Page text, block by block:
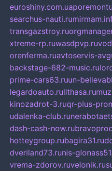
euroshiny.com.ua
searchus-nauti.ru
transgazstroy.ru
xtreme-rp.ruwasdpvp.ru
orenferma.ruavtoservis-
backstage-682-music.ru
prime-cars63.ruun-
legardoauto.rulithasa.ru
kinozadrot-3.ruqr-plus-
udalenka-club.ru
dash-cash-now.ru
hotteygroup.rubagira31.ru
dveriland73.runis-
vrema-zdorov.ruvelonik.ru